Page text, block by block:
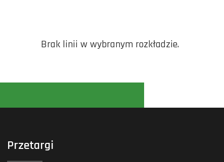
Brak linii w wybranym rozkładzie.
Przetargi